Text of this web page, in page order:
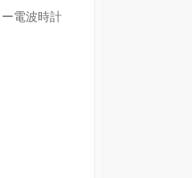
電波時計